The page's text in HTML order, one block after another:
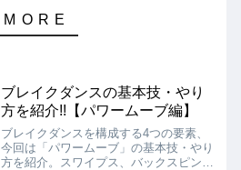
ブレイクダンスの基本技・やり
方を紹介!!【パワームーブ編】
ブレイクダンスを構成する4つの要素、
今回は「パワームーブ」の基本技・やり
方を紹介。スワイプス、バックスピン、